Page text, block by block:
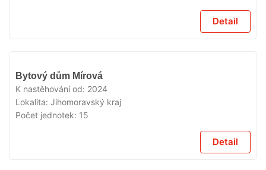
Detail
Bytový dům Mírová
K nastěhování od: 2024
Lokalita: Jihomoravský kraj
Počet jednotek: 15
Detail